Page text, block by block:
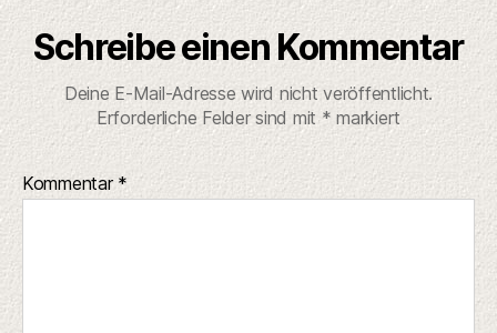
Schreibe einen Kommentar
Deine E-Mail-Adresse wird nicht veröffentlicht.
Erforderliche Felder sind mit* markiert
Kommentar *